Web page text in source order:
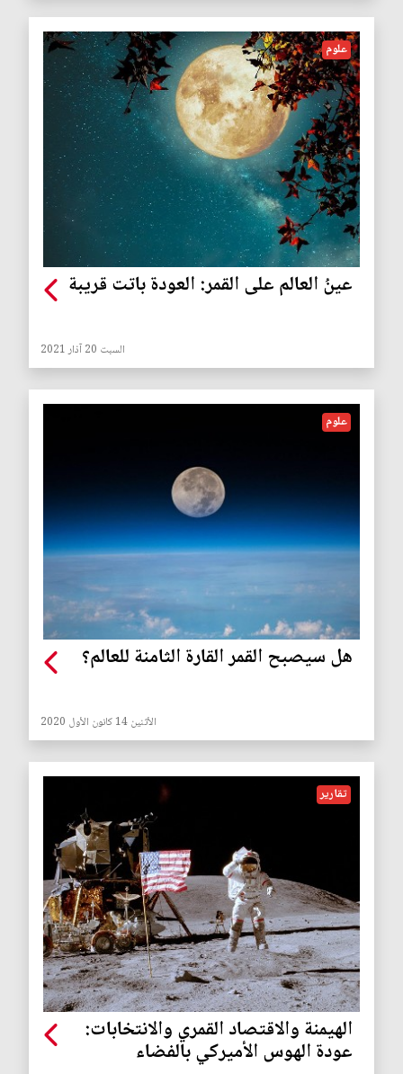
علوم
عينُ العالم على القمر: العودة باتت قريبة
السبت 20 آذار 2021
علوم
هل سيصبح القمر القارة الثامنة للعالم؟
الأثنين 14 كانون الأول 2020
تقارير
الهيمنة والاقتصاد القمري والانتخابات:
عودة الهوس الأميركي بالفضاء